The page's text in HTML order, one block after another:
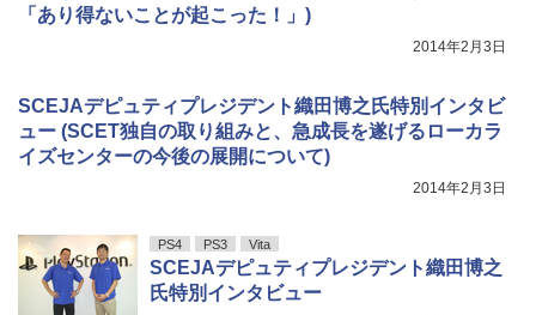
「あり得ないことが起こった！」)
2014年2月3日
SCEJAデピュティプレジデント織田博之氏特別インタビ
ュー (SCET独自の取り組みと、急成長を遂げるローカラ
イズセンターの今後の展開について)
2014年2月3日
PS4 PS3 Vita
SCEJAデピュティプレジデント織田博之
氏特別インタビュー